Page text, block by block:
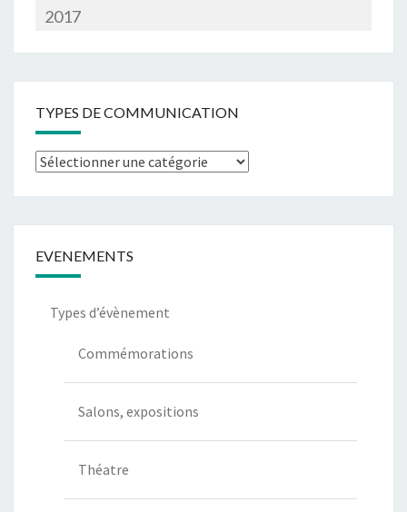
2017
TYPES DE COMMUNICATION
Types
EVENEMENTS
Types d’évènement
Commémorations
Salons, expositions
Théatre